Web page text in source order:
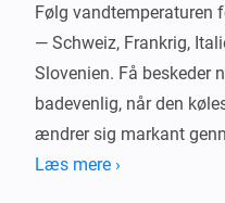
Følg vandtemperaturen
— Schweiz, Frankrig,
Slovenien. Få beskeder
badevenlig, når den
ændrer sig markant
Læs mere ›